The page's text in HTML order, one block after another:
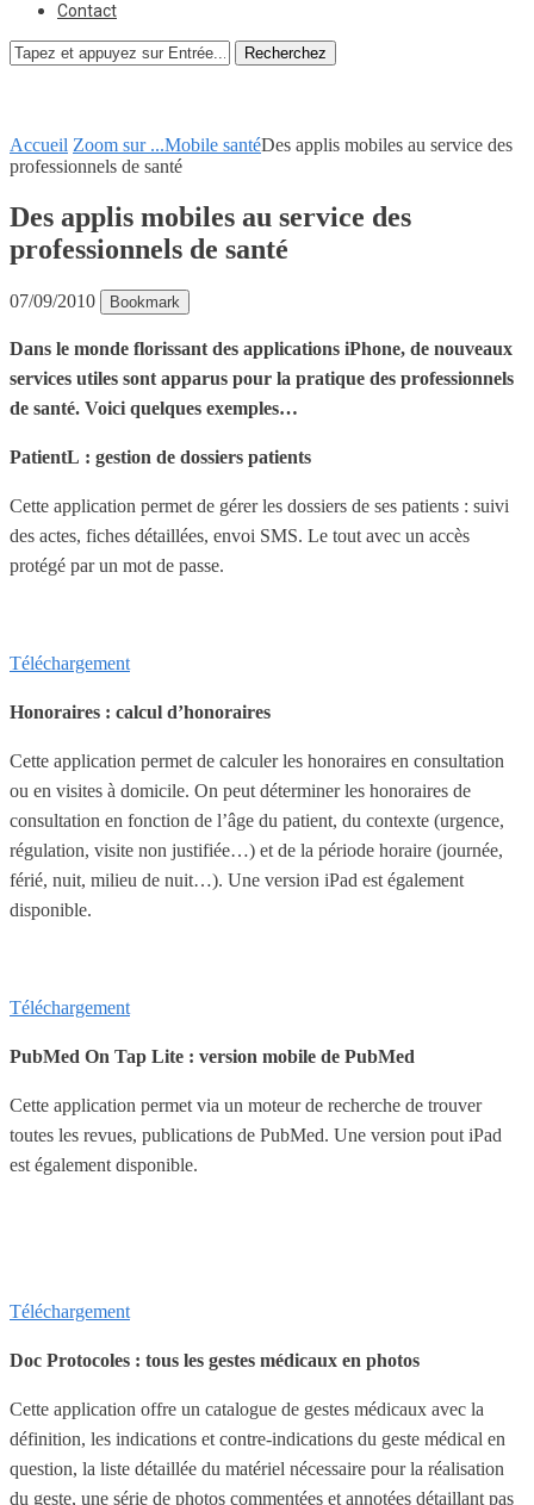
Contact
Recherchez
Accueil Zoom sur ...Mobile santéDes applis mobiles au service des
professionnels de santé
Des applis mobiles au service des
professionnels de santé
07/09/2010 Bookmark
Dans le monde florissant des applications iPhone, de nouveaux
services utiles sont apparus pour la pratique des professionnels
de santé. Voici quelques exemples…
PatientL : gestion de dossiers patients
Cette application permet de gérer les dossiers de ses patients : suivi
des actes, fiches détaillées, envoi SMS. Le tout avec un accès
protégé par un mot de passe.
Téléchargement
Honoraires : calcul d’honoraires
Cette application permet de calculer les honoraires en consultation
ou en visites à domicile. On peut déterminer les honoraires de
consultation en fonction de l’âge du patient, du contexte (urgence,
régulation, visite non justifiée…) et de la période horaire (journée,
férié, nuit, milieu de nuit…). Une version iPad est également
disponible.
Téléchargement
PubMed On Tap Lite : version mobile de PubMed
Cette application permet via un moteur de recherche de trouver
toutes les revues, publications de PubMed. Une version pout iPad
est également disponible.
Téléchargement
Doc Protocoles : tous les gestes médicaux en photos
Cette application offre un catalogue de gestes médicaux avec la
définition, les indications et contre-indications du geste médical en
question, la liste détaillée du matériel nécessaire pour la réalisation
du geste, une série de photos commentées et annotées détaillant pas